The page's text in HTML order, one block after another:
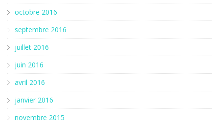
octobre 2016
septembre 2016
juillet 2016
juin 2016
avril 2016
janvier 2016
novembre 2015